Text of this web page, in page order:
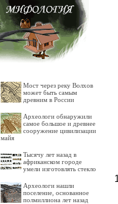
Мост через реку Волхов
может быть самым
древним в России
Археологи обнаружили
самое большое и древнее
сооружение цивилизации
майя
Тысячу лет назад в
африканском городе
умели изготовлять стекло
Археологи нашли
поселение, основанное
полмиллиона лет назад